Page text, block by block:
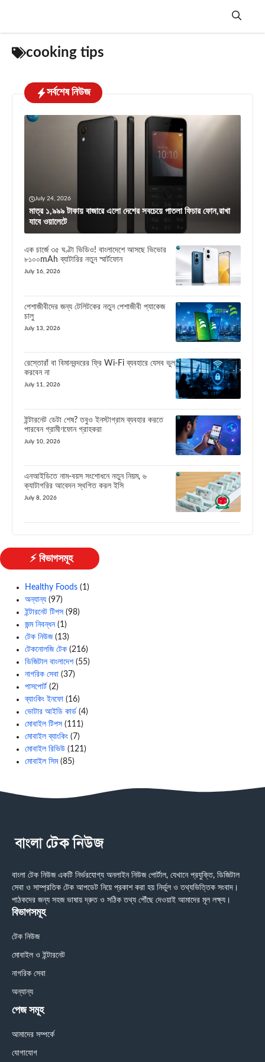
Menu
cooking tips
সর্বশেষ নিউজ
July 24, 2026
মাত্র ১,৯৯৯ টাকায় বাজারে এলো দেশের সবচেয়ে পাতলা ফিচার ফোন,রাখা
যাবে ওয়ালেটে
এক চার্জে ৩৫ ঘণ্টা ভিডিও! বাংলাদেশে আসছে ভিভোর
৮১০০mAh ব্যাটারির নতুন স্মার্টফোন
July 16, 2026
পেশাজীবীদের জন্য টেলিটকের নতুন পেশাজীবী প্যাকেজ
চালু
July 13, 2026
রেস্তোরাঁ বা বিমানবন্দরের ফ্রি Wi-Fi ব্যবহারে যেসব ভুল
করবেন না
July 11, 2026
ইন্টারনেট ডেটা শেষ? তবুও ইনস্টাগ্রাম ব্যবহার করতে
পারবেন গ্রামীণফোন গ্রাহকরা
July 10, 2026
এনআইডিতে নাম-বয়স সংশোধনে নতুন নিয়ম, ৬
ক্যাটাগরির আবেদন স্থগিত করল ইসি
July 8, 2026
⚡ বিভাগসমূহ
Healthy Foods (1)
অন্যান্য (97)
ইন্টারনেট টিপস (98)
জন্ম নিবন্ধন(1)
টেক নিউজ(13)
টেকনোলজি টেক (216)
ডিজিটাল বাংলাদেশ(55)
নাগরিক সেবা (37)
পাসপোর্ট (2)
ব্যাংকিং ইনফো (16)
ভোটার আইডি কার্ড (4)
মোবাইল টিপস (111)
মোবাইল ব্যাংকিং (7)
মোবাইল রিভিউ (121)
মোবাইল সিম(85)
বাংলা টেক নিউজ একটি নির্ভরযোগ্য অনলাইন নিউজ পোর্টাল, যেখানে প্রযুক্তি, ডিজিটাল
সেবা ও সাম্প্রতিক টেক আপডেট নিয়ে প্রকাশ করা হয় নির্ভুল ও তথ্যভিত্তিক সংবাদ।
পাঠকদের জন্য সহজ ভাষায় দ্রুত ও সঠিক তথ্য পৌঁছে দেওয়াই আমাদের মূল লক্ষ্য।
বিভাগসমূহ
টেক নিউজ
মোবাইল ও ইন্টারনেট
নাগরিক সেবা
অন্যান্য
পেজ সমূহ
আমাদের সম্পর্কে
যোগাযোগ